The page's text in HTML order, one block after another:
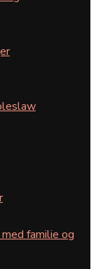
familie og